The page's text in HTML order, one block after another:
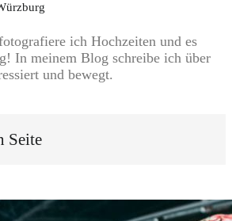
ich Hochzeiten und es
In meinem Blog schreibe ich über
und bewegt.
Seite